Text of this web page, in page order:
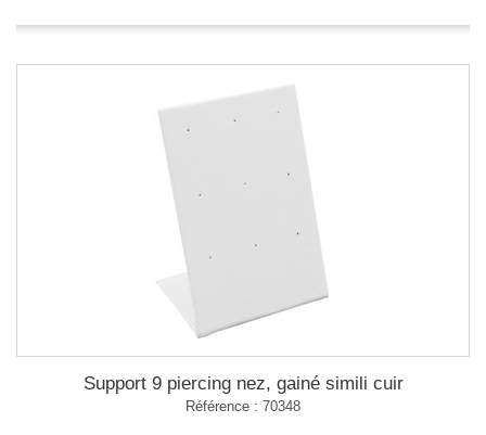
Support 9 piercing nez, gainé simili cuir
Référence : 70348